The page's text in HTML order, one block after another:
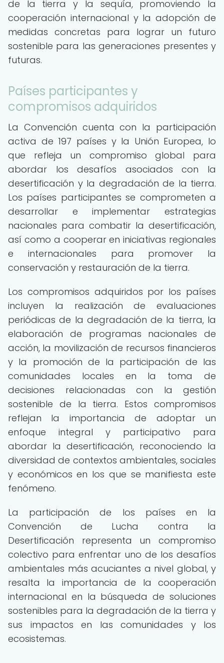
de la tierra y la sequía, promoviendo la
cooperación internacional y la adopción de
medidas concretas para lograr un futuro
sostenible para las generaciones presentes y
futuras.
Países participantes y
compromisos adquiridos
La Convención cuenta con la participación
activa de 197 países y la Unión Europea, lo
que refleja un compromiso global para
abordar los desafíos asociados con la
desertificación y la degradación de la tierra.
Los países participantes se comprometen a
desarrollar e implementar estrategias
nacionales para combatir la desertificación,
así como a cooperar en iniciativas regionales
e internacionales para promover la
conservación y restauración de la tierra.
Los compromisos adquiridos por los países
incluyen la realización de evaluaciones
periódicas de la degradación de la tierra, la
elaboración de programas nacionales de
acción, la movilización de recursos financieros
y la promoción de la participación de las
comunidades locales en la toma de
decisiones relacionadas con la gestión
sostenible de la tierra. Estos compromisos
reflejan la importancia de adoptar un
enfoque integral y participativo para
abordar la desertificación, reconociendo la
diversidad de contextos ambientales, sociales
y económicos en los que se manifiesta este
fenómeno.
La participación de los países en la
Convención de Lucha contra la
Desertificación representa un compromiso
colectivo para enfrentar uno de los desafíos
ambientales más acuciantes a nivel global, y
resalta la importancia de la cooperación
internacional en la búsqueda de soluciones
sostenibles para la degradación de la tierra y
sus impactos en las comunidades y los
ecosistemas.